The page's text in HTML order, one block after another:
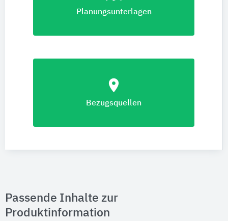
Planungsunterlagen
location_on
Bezugsquellen
Passende Inhalte zur
Produktinformation